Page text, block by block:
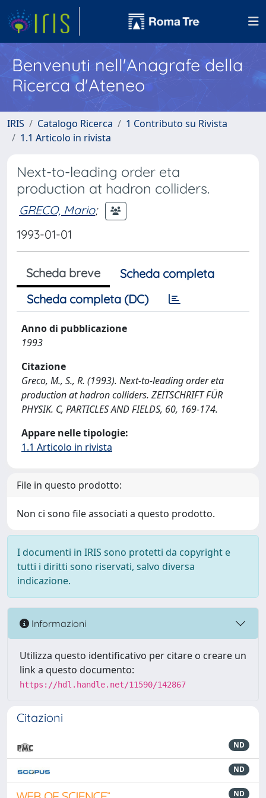
Benvenuti nell'Anagrafe della
Ricerca d'Ateneo
IRIS Catalogo Ricerca
1 Contributo su Rivista
1.1 Articolo in rivista
Next-to-leading order eta
production at hadron colliders.
GRECO, Mario;
1993-01-01
Scheda breve
Scheda completa
Scheda completa (DC)
Anno di pubblicazione
1993
Citazione
Greco, M., S., R. (1993). Next-to-leading order eta
production at hadron colliders. ZEITSCHRIFT FÜR
PHYSIK. C, PARTICLES AND FIELDS, 60, 169-174.
Appare nelle tipologie:
1.1 Articolo in rivista
File in questo prodotto:
Non ci sono file associati a questo prodotto.
I documenti in IRIS sono protetti da copyright e
tutti i diritti sono riservati, salvo diversa
indicazione.
Informazioni
Utilizza questo identificativo per citare o creare un
link a questo documento:
https://hdl.handle.net/11590/142867
Citazioni
ND
ND
ND